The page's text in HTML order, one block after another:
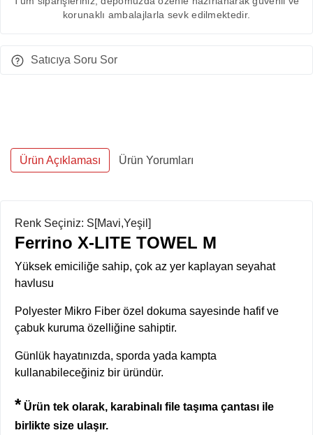
korunaklı ambalajlarla sevk edilmektedir.
Satıcıya Soru Sor
Ürün Açıklaması Ürün Yorumları
Renk Seçiniz: S[Mavi,Yeşil]
Ferrino X-LITE TOWEL M
Yüksek emiciliğe sahip, çok az yer kaplayan seyahat
havlusu
Polyester Mikro Fiber özel dokuma sayesinde hafif ve
çabuk kuruma özelliğine sahiptir.
Günlük hayatınızda, sporda yada kampta
kullanabileceğiniz bir üründür.
* Ürün tek olarak, karabinalı file taşıma çantası ile
birlikte size ulaşır.